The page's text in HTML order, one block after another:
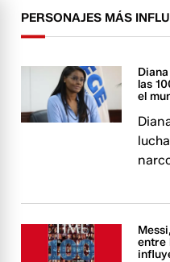
PERSONAJES MÁS
las
el
entre